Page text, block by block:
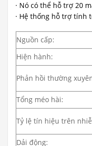
· Nó có thể hỗ trợ 20
· Hệ thống hỗ trợ tính
Nguồn cấp:
Hiện hành:
Phản hồi thường
Tổng méo hài:
Tỷ lệ tín hiệu trên
Dải động: